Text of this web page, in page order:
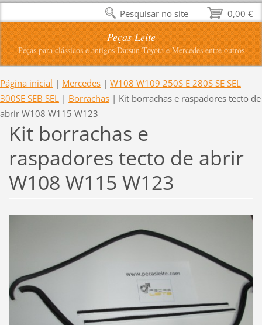
Peças Leite
Peças para clássicos e antigos Datsun Toyota e Mercedes entre outros
Página inicial | Mercedes | W108 W109 250S E 280S SE SEL
300SE SEB SEL | Borrachas | Kit borrachas e raspadores tecto de
abrir W108 W115 W123
Kit borrachas e
raspadores tecto de abrir
W108 W115 W123
0,00 €
Pesquisar no site